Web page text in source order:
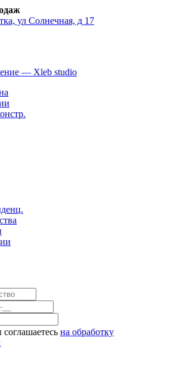
ул Солнечная, д 17
— Xleb studio
соглашаетесь на обработку